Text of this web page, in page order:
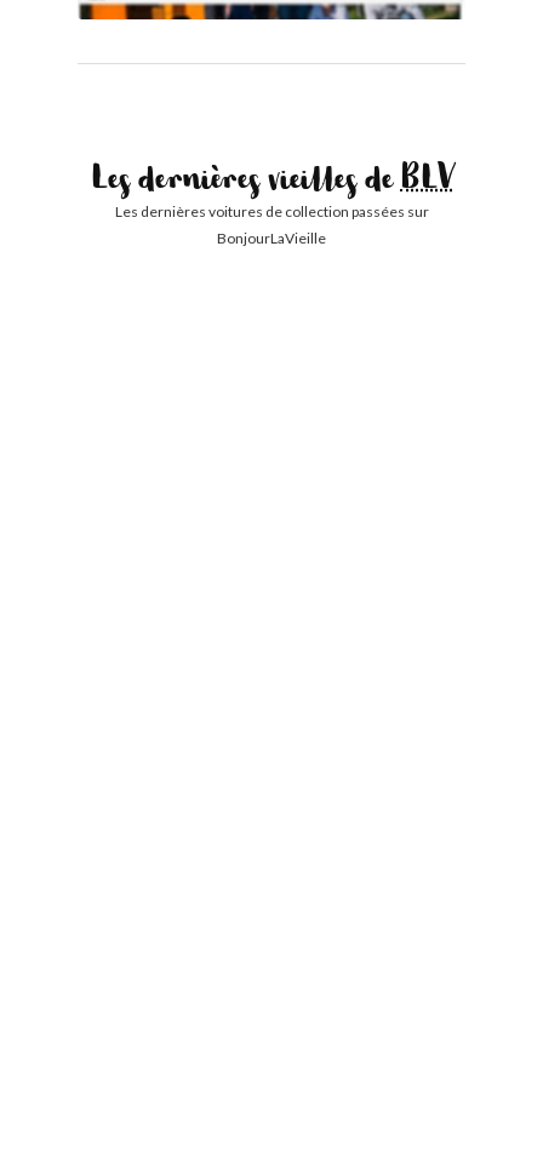
Les dernières vieilles deBLV
Les dernières voitures de collection passées sur
BonjourLaVieille